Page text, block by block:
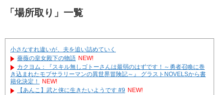
「場所取り 」 一覧
小さなすれ違いが、夫を追い詰めていく
薔薇の皇女殿下の物語 NEW!
カクヨム：『スキル無しゴトーさんは最弱のはずです！～勇者召喚に巻
き込まれたモブサラリーマンの異世界冒険記～』 グラストNOVELSから書
籍化決定！
NEW!
【あんこ】武と侠に生きたいようです #9 NEW!